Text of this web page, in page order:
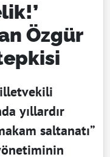
Özgür
yıllardır
saltanatı”